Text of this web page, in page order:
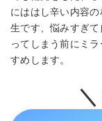
にははし辛い内容
生です、悩みすぎ
ってしまう前にミ
すめします。